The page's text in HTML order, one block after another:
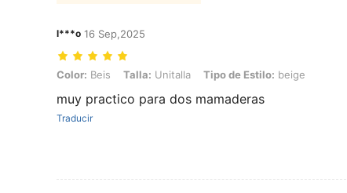
l***o 16 Sep,2025
Color: Beis, Talla: Unitalla, Tipo de Estilo: beige
Color: Beis Talla: Unitalla Tipo de Estilo: beige
muy practico para dos mamaderas
Traducir